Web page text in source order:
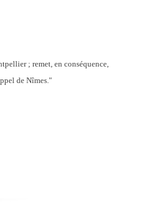
; remet, en conséquence,
de Nîmes."